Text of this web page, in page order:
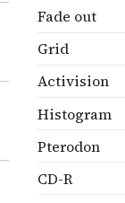
Fade out
Grid
Activision
Histogram
Pterodon
CD-R